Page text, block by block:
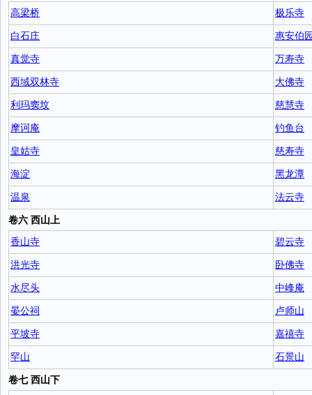
高梁桥
极乐寺
白石庄 惠安伯
真觉寺 万寿寺
西域双林寺 大佛寺
利玛窦坟 慈慧寺
摩诃庵 钓鱼台
皇姑寺 慈寿寺
海淀 黑龙潭
温泉 法云寺
卷六 西山上
香山寺
碧云寺
洪光寺 卧佛寺
水尽头 中峰庵
晏公祠 卢师山
平坡寺 嘉禧寺
罕山 石景山
卷七 西山下